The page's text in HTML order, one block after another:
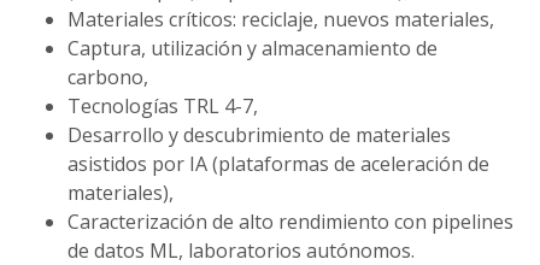
Materiales críticos: reciclaje, nuevos materiales,
Captura, utilización y almacenamiento de
carbono,
Tecnologías TRL 4-7,
Desarrollo y descubrimiento de materiales
asistidos por IA (plataformas de aceleración de
materiales),
Caracterización de alto rendimiento con pipelines
de datos ML, laboratorios autónomos.